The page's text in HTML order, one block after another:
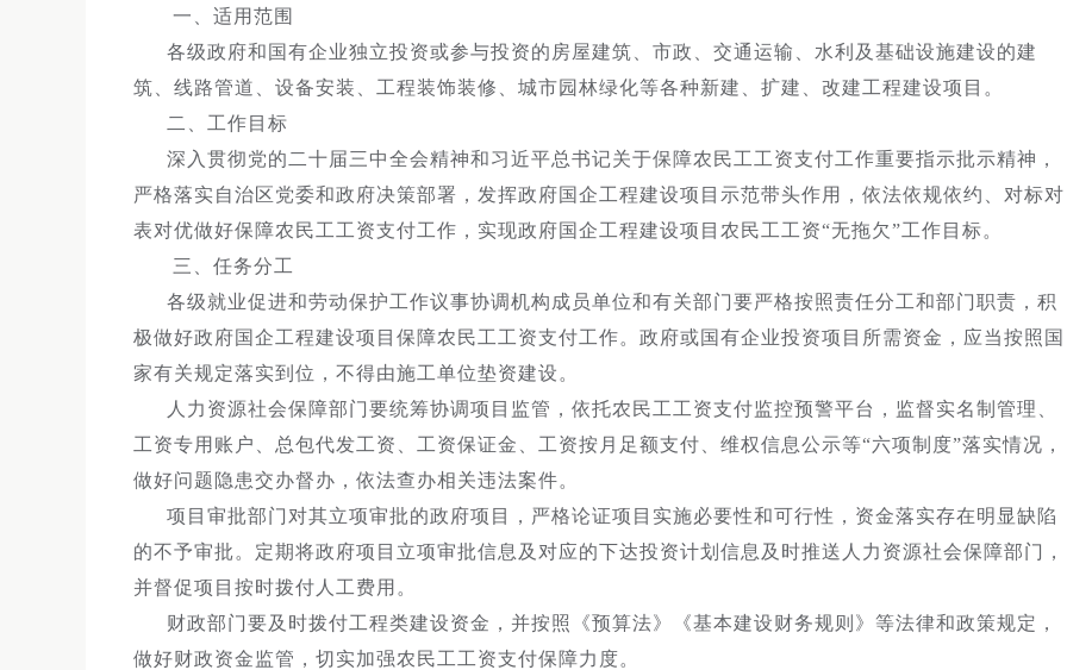
一、适用范围
各级政府和国有企业独立投资或参与投资的房屋建筑、市政、交通运输、水利及基础设施建设的建
筑、线路管道、设备安装、工程装饰装修、城市园林绿化等各种新建、扩建、改建工程建设项目。
二、工作目标
深入贯彻党的二十届三中全会精神和习近平总书记关于保障农民工工资支付工作重要指示批示精神，
严格落实自治区党委和政府决策部署，发挥政府国企工程建设项目示范带头作用，依法依规依约、对标对
表对优做好保障农民工工资支付工作，实现政府国企工程建设项目农民工工资“无拖欠”工作目标。
三、任务分工
各级就业促进和劳动保护工作议事协调机构成员单位和有关部门要严格按照责任分工和部门职责，积
极做好政府国企工程建设项目保障农民工工资支付工作。政府或国有企业投资项目所需资金，应当按照国
家有关规定落实到位，不得由施工单位垫资建设。
人力资源社会保障部门要统筹协调项目监管，依托农民工工资支付监控预警平台，监督实名制管理、
工资专用账户、总包代发工资、工资保证金、工资按月足额支付、维权信息公示等“六项制度”落实情况，
做好问题隐患交办督办，依法查办相关违法案件。
项目审批部门对其立项审批的政府项目，严格论证项目实施必要性和可行性，资金落实存在明显缺陷
的不予审批。定期将政府项目立项审批信息及对应的下达投资计划信息及时推送人力资源社会保障部门，
并督促项目按时拨付人工费用。
财政部门要及时拨付工程类建设资金，并按照《预算法》《基本建设财务规则》等法律和政策规定，
做好财政资金监管，切实加强农民工工资支付保障力度。